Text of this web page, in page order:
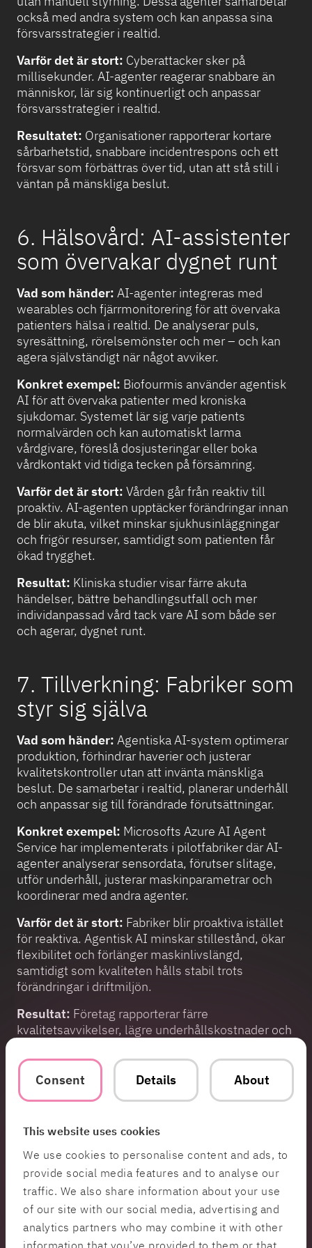
Consent Details About
This website uses cookies
We use cookies to personalise content and ads, to
provide social media features and to analyse our
traffic. We also share information about your use
of our site with our social media, advertising and
analytics partners who may combine it with other
information that you’ve provided to them or that
också med andra system och kan anpassa sina
försvarsstrategier i realtid.
Varför det är stort: Cyberattacker sker på
millisekunder. AI-agenter reagerar snabbare än
människor, lär sig kontinuerligt och anpassar
försvarsstrategier i realtid.
Resultatet: Organisationer rapporterar kortare
sårbarhetstid, snabbare incidentrespons och ett
försvar som förbättras över tid, utan att stå still i
väntan på mänskliga beslut.
6. Hälsovård: AI-assistenter
som övervakar dygnet runt
Vad som händer: AI-agenter integreras med
wearables och fjärrmonitorering för att övervaka
patienters hälsa i realtid. De analyserar puls,
syresättning, rörelsemönster och mer – och kan
agera självständigt när något avviker.
Konkret exempel: Biofourmis använder agentisk
AI för att övervaka patienter med kroniska
sjukdomar. Systemet lär sig varje patients
normalvärden och kan automatiskt larma
vårdgivare, föreslå dosjusteringar eller boka
vårdkontakt vid tidiga tecken på försämring.
Varför det är stort: Vården går från reaktiv till
proaktiv. AI-agenten upptäcker förändringar innan
de blir akuta, vilket minskar sjukhusinläggningar
och frigör resurser, samtidigt som patienten får
ökad trygghet.
Resultat: Kliniska studier visar färre akuta
händelser, bättre behandlingsutfall och mer
individanpassad vård tack vare AI som både ser
och agerar, dygnet runt.
7. Tillverkning: Fabriker som
styr sig själva
Vad som händer: Agentiska AI-system optimerar
produktion, förhindrar haverier och justerar
kvalitetskontroller utan att invänta mänskliga
beslut. De samarbetar i realtid, planerar underhåll
och anpassar sig till förändrade förutsättningar.
Konkret exempel: Microsofts Azure AI Agent
Service har implementerats i pilotfabriker där AI-
agenter analyserar sensordata, förutser slitage,
utför underhåll, justerar maskinparametrar och
koordinerar med andra agenter.
Varför det är stort: Fabriker blir proaktiva istället
för reaktiva. Agentisk AI minskar stillestånd, ökar
flexibilitet och förlänger maskinlivslängd,
samtidigt som kvaliteten hålls stabil trots
förändringar i driftmiljön.
Resultat: Företag rapporterar färre
kvalitetsavvikelser, lägre underhållskostnader och
styr flödet istället för att bara följa instruktioner.
som anpassar sig själva
Vad som händer:Agentiska AI-agenter förutser
efterfrågan, automatiserar inköp och omdirigerar
transporter. De fattar beslut steg för steg och
agerar direkt vid störningar.